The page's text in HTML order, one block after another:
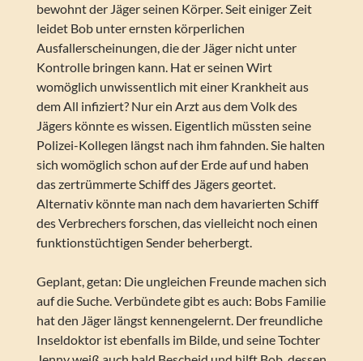
bewohnt der Jäger seinen Körper. Seit einiger Zeit
leidet Bob unter ernsten körperlichen
Ausfallerscheinungen, die der Jäger nicht unter
Kontrolle bringen kann. Hat er seinen Wirt
womöglich unwissentlich mit einer Krankheit aus
dem All infiziert? Nur ein Arzt aus dem Volk des
Jägers könnte es wissen. Eigentlich müssten seine
Polizei-Kollegen längst nach ihm fahnden. Sie halten
sich womöglich schon auf der Erde auf und haben
das zertrümmerte Schiff des Jägers geortet.
Alternativ könnte man nach dem havarierten Schiff
des Verbrechers forschen, das vielleicht noch einen
funktionstüchtigen Sender beherbergt.
Geplant, getan: Die ungleichen Freunde machen sich
auf die Suche. Verbündete gibt es auch: Bobs Familie
hat den Jäger längst kennengelernt. Der freundliche
Inseldoktor ist ebenfalls im Bilde, und seine Tochter